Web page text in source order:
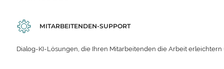
MITARBEITENDEN-SUPPORT
Dialog-KI-Lösungen, die Ihren Mitarbeitenden die Arbeit